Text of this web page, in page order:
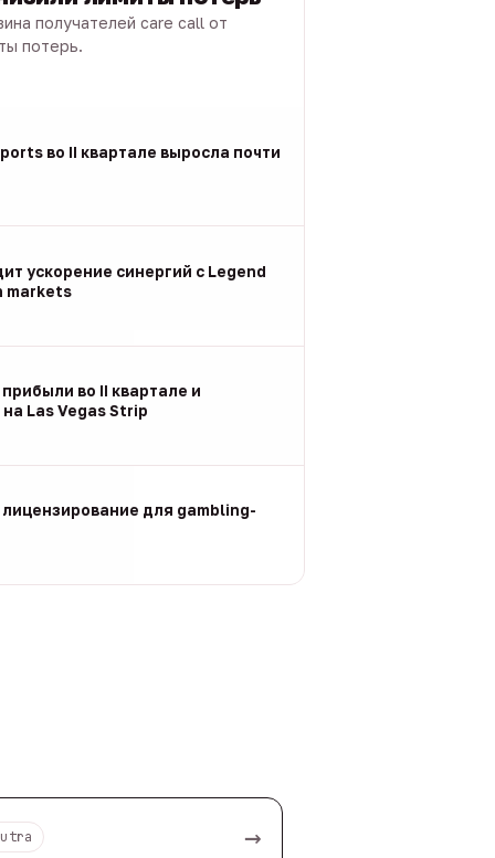
получателей care call от
потерь.
во II квартале выросла почти
ускорение синергий с Legend
markets
во II квартале и
Las Vegas Strip
для gambling-
→